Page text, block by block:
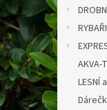
AKVA-
LESNÍ